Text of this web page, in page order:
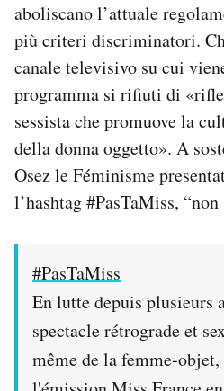
aboliscano l’attuale
più criteri discriminatori.
canale televisivo su cui
programma si rifiuti di
sessista che promuove la
della donna oggetto». A
Osez le Féminisme
l’hashtag #PasTaMiss,
#PasTaMiss
En lutte depuis plusieurs
spectacle rétrograde et
même de la femme-objet,